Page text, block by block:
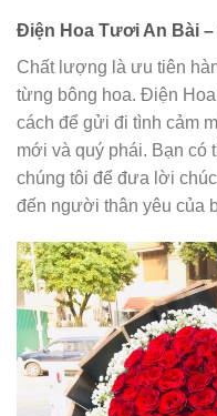
Điện Hoa Tươi An Bài
Chất lượng là ưu tiên
từng bông hoa. Điện
cách để gửi đi tình cảm
mới và quý phái. Bạn có
chúng tôi để đưa lời
đến người thân yêu của